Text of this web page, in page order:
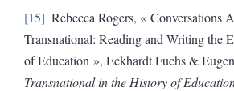
15 Rebecca Rogers, « Conversations
Transnational: Reading and Writing the
of Education », Eckhardt Fuchs &
Transnational in the History of